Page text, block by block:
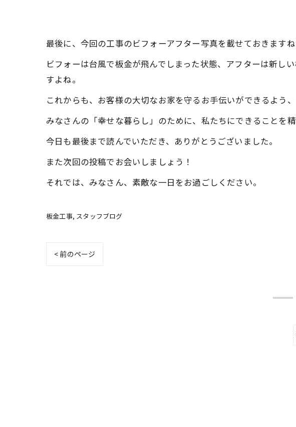
最後に、今回の工事のビフォーアフター写真を載せておきますね
ビフォーは台風で板金が飛んでしまった状態、アフターは新し
すよね。
これからも、お客様の大切なお家を守るお手伝いができるよう
みなさんの「幸せな暮らし」のために、私たちにできることを
今日も最後まで読んでいただき、ありがとうございました。
また次回の投稿でお会いしましょう！
それでは、みなさん、素敵な一日をお過ごしください。
板金工事 スタッフブログ
< 前のページ